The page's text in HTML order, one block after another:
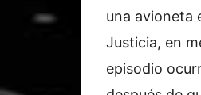
una avioneta
Justicia, en
episodio